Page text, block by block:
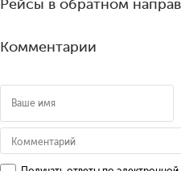
Рейсы в обратном
Комментарии